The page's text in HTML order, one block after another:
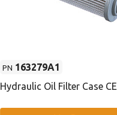
PN 163279A1
Hydraulic Oil Filter Case CE